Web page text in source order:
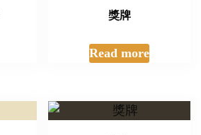
獎牌
Read more